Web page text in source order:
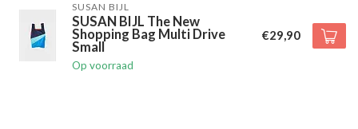
SUSAN BIJL
SUSAN BIJL The New
Shopping Bag Multi Drive
Small
Op voorraad
€29,90